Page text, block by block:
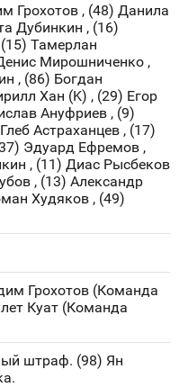
Грохотов , (48) Данила
Дубинкин , (16)
Тамерлан
Мирошниченко ,
, (86) Богдан
Хан (K) , (29) Егор
Ануфриев , (9)
Астраханцев , (17)
Эдуард Ефремов ,
, (11) Диас Рысбеков
, (13) Александр
Худяков , (49)
Грохотов (Команда
Куат (Команда
штраф. (98) Ян